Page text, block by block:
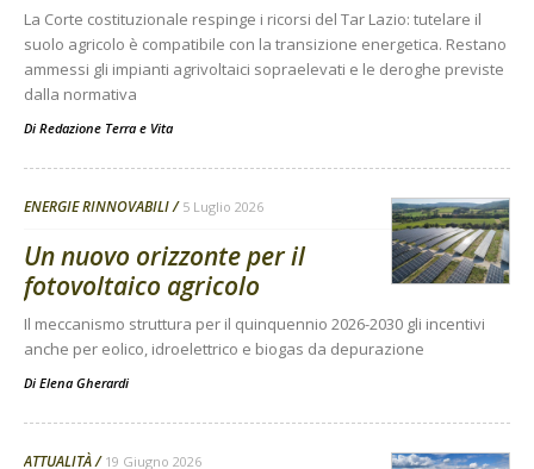
La Corte costituzionale respinge i ricorsi del Tar Lazio: tutelare il
suolo agricolo è compatibile con la transizione energetica. Restano
ammessi gli impianti agrivoltaici sopraelevati e le deroghe previste
dalla normativa
Di Redazione Terra e Vita
ENERGIE RINNOVABILI 5 Luglio 2026
Un nuovo orizzonte per il
fotovoltaico agricolo
Il meccanismo struttura per il quinquennio 2026-2030 gli incentivi
anche per eolico, idroelettrico e biogas da depurazione
Di Elena Gherardi
ATTUALITÀ 19 Giugno 2026